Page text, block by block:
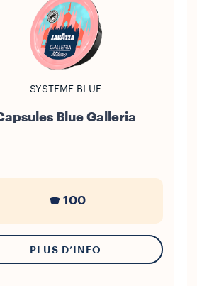
SYSTÈME BLUE
Blue Galleria
100
PLUS D’INFO